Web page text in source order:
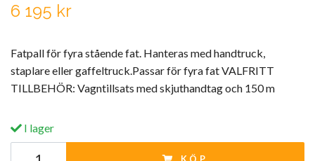
6 195 kr
Fatpall för fyra stående fat. Hanteras med handtruck,
staplare eller gaffeltruck.Passar för fyra fat VALFRITT
TILLBEHÖR: Vagntillsats med skjuthandtag och 150 m
I lager